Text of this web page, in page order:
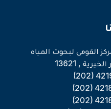
القومى لبحوث المياه
, 13621
(202)
(202)
(202)